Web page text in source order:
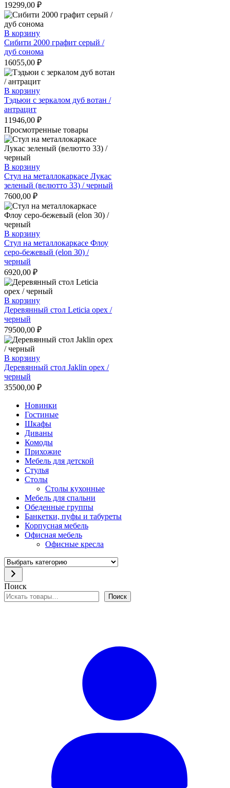
19299,00 ₽
В корзину
Сибити 2000 графит серый /
дуб сонома
16055,00 ₽
В корзину
Тэдьюи с зеркалом дуб вотан /
антрацит
11946,00 ₽
Просмотренные товары
В корзину
Стул на металлокаркасе Лукас
зеленый (велютто 33) / черный
7600,00 ₽
В корзину
Стул на металлокаркасе Флоу
серо-бежевый (elon 30) /
черный
6920,00 ₽
В корзину
Деревянный стол Leticia орех /
черный
79500,00 ₽
В корзину
Деревянный стол Jaklin орех /
черный
35500,00 ₽
Новинки
Гостиные
Шкафы
Диваны
Комоды
Прихожие
Мебель для детской
Стулья
Столы
Столы кухонные
Мебель для спальни
Обеденные группы
Банкетки, пуфы и табуреты
Корпусная мебель
Офисная мебель
Офисные кресла
Выбрать
категорию
Поиск
Поиск